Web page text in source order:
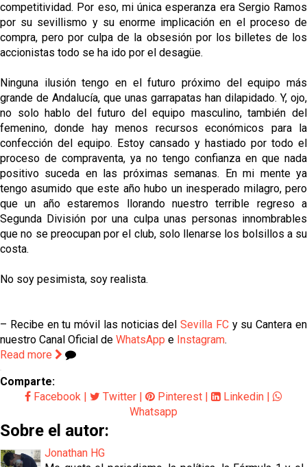
competitividad. Por eso, mi única esperanza era Sergio Ramos
por su sevillismo y su enorme implicación en el proceso de
compra, pero por culpa de la obsesión por los billetes de los
accionistas todo se ha ido por el desagüe.
Ninguna ilusión tengo en el futuro próximo del equipo más
grande de Andalucía, que unas garrapatas han dilapidado. Y, ojo,
no solo hablo del futuro del equipo masculino, también del
femenino, donde hay menos recursos económicos para la
confección del equipo. Estoy cansado y hastiado por todo el
proceso de compraventa, ya no tengo confianza en que nada
positivo suceda en las próximas semanas. En mi mente ya
tengo asumido que este año hubo un inesperado milagro, pero
que un año estaremos llorando nuestro terrible regreso a
Segunda División por una culpa unas personas innombrables
que no se preocupan por el club, solo llenarse los bolsillos a su
costa.
No soy pesimista, soy realista.
– Recibe en tu móvil las noticias delSevilla FCy su Cantera en
nuestro Canal Oficial de WhatsApp e Instagram.
Read more
Comparte:
Facebook
Twitter Pinterest Linkedin
Whatsapp
Sobre el autor:
Jonathan HG